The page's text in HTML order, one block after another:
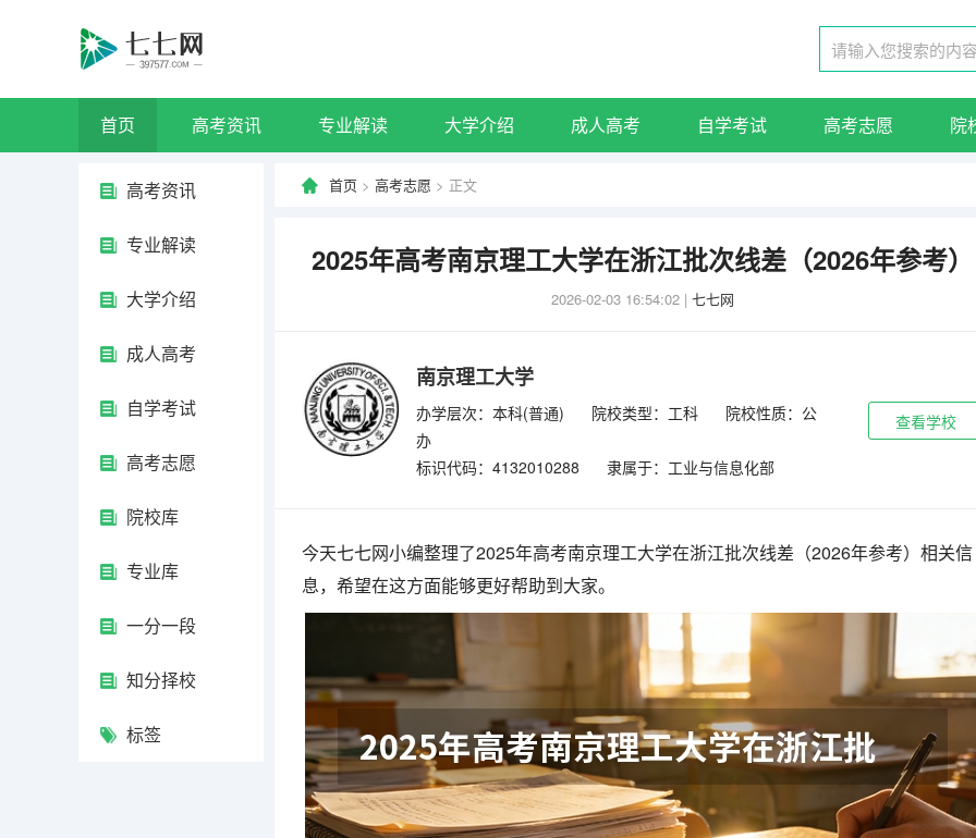
首页 高考资讯 专业解读 大学介绍 成人高考 自学考试 高考志愿 院
高考资讯
专业解读
大学介绍
成人高考
自学考试
高考志愿
院校库
专业库
一分一段
知分择校
标签
首页 > 高考志愿 > 正文
2025年高考南京理工大学在浙江批次线差（2026年参考）
2026-02-03 16:54:02 | 七七网
南京理工大学
办学层次：本科(普通) 院校类型：工科
院校性质：公
办
标识代码：4132010288
隶属于：工业与信息化部
查看学校
今天七七网小编整理了2025年高考南京理工大学在浙江批次线差（2026年参考）相关信
息，希望在这方面能够更好帮助到大家。